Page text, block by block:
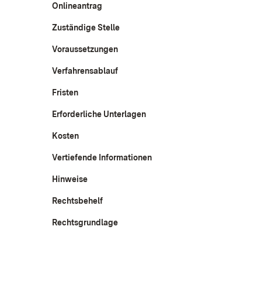
Onlineantrag
Zuständige Stelle
Voraussetzungen
Verfahrensablauf
Fristen
Erforderliche Unterlagen
Kosten
Vertiefende Informationen
Hinweise
Rechtsbehelf
Rechtsgrundlage